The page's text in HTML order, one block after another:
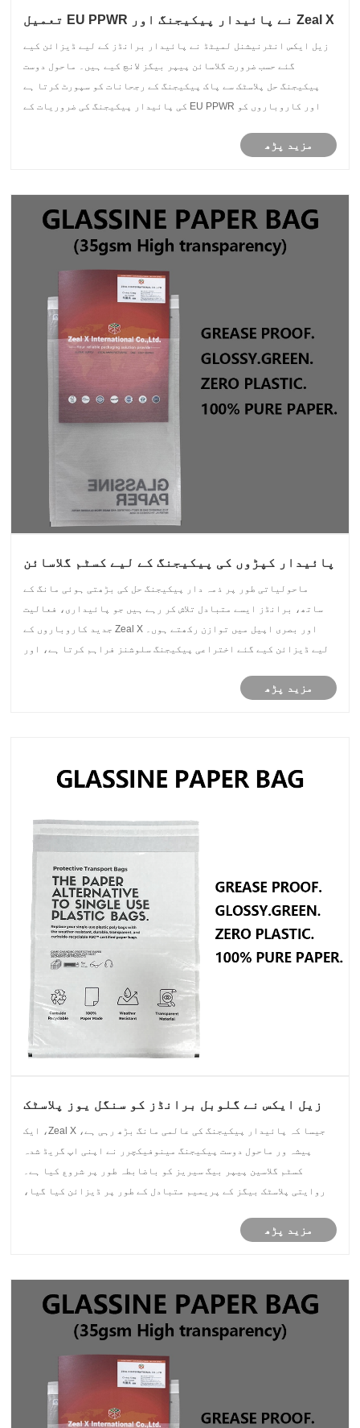
Zeal X نے پائیدار پیکیجنگ اور EU PPWR تعمیل
متعارف کرائے
زیل ایکس انٹرنیشنل لمیٹڈ نے پائیدار برانڈز کے لیے ڈیزائن کیے
گئے حسب ضرورت گلاسائن پیپر بیگز لانچ کیے ہیں۔ ماحول دوست
پیکیجنگ حل پلاسٹک سے پاک پیکیجنگ کے رجحانات کو سپورٹ کرتا ہے
اور کاروباروں کو EU PPWR کی پائیدار پیکیجنگ کی ضروریات کے
مزید پڑھ
پائیدار کپڑوں کی پیکیجنگ کے لیے کسٹم گلاسائن
ہے
ماحولیاتی طور پر ذمہ دار پیکیجنگ حل کی بڑھتی ہوئی مانگ کے
ساتھ، برانڈز ایسے متبادل تلاش کر رہے ہیں جو پائیداری، فعالیت
اور بصری اپیل میں توازن رکھتے ہوں۔ Zeal X جدید کاروباروں کے
لیے ڈیزائن کیے گئے اختراعی پیکیجنگ سلوشنز فراہم کرتا ہے، اور
مزید پڑھ
زیل ایکس نے گلوبل برانڈز کو سنگل یوز پلاسٹک
مرضی کے مطابق گلاسین پیپر بیگز کا آغاز کیا
جیسا کہ پائیدار پیکیجنگ کی عالمی مانگ بڑھ رہی ہے، Zeal X، ایک
پیشہ ور ماحول دوست پیکیجنگ مینوفیکچرر نے اپنی اپ گریڈ شدہ
کسٹم گلاسین پیپر بیگ سیریز کو باضابطہ طور پر شروع کیا ہے۔
روایتی پلاسٹک بیگز کے پریمیم متبادل کے طور پر ڈیزائن کیا گیا،
مزید پڑھ